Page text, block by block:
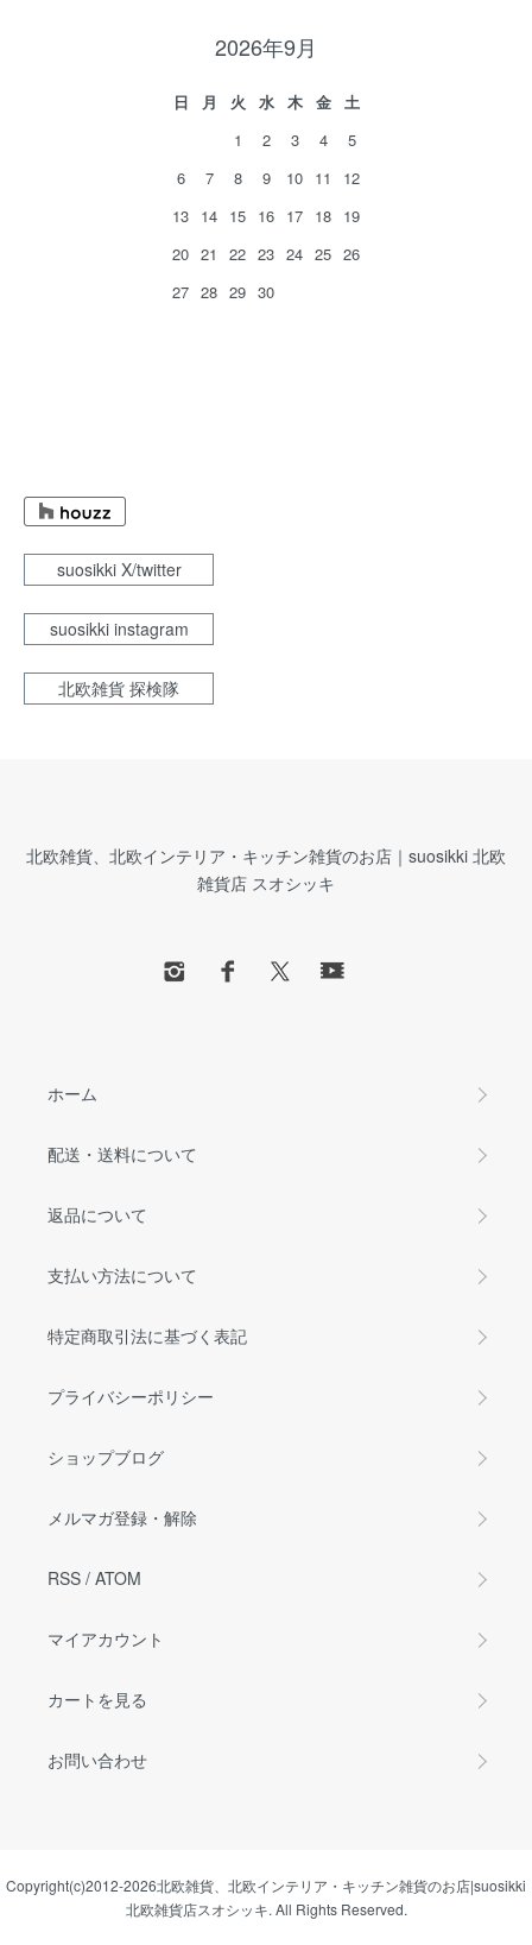
2026年9月
日 月 火 水 木 金
土
1
2 3 4
5
6
7 8 9 10 11
12
13 14 15 16 17 18 19
20 21 22 23 24 25 26
27 28 29 30
suosikki X/twitter
suosikki instagram
北欧雑貨 探検隊
北欧雑貨、北欧インテリア・キッチン雑貨のお店｜suosikki 北欧
雑貨店 スオシッキ
ホーム
配送・送料について
返品について
支払い方法について
特定商取引法に基づく表記
プライバシーポリシー
ショップブログ
メルマガ登録・解除
RSS / ATOM
マイアカウント
カートを見る
お問い合わせ
Copyright(c)2012-2026北欧雑貨、北欧インテリア・キッチン雑貨のお店|suosikki
北欧雑貨店スオシッキ. All Rights Reserved.